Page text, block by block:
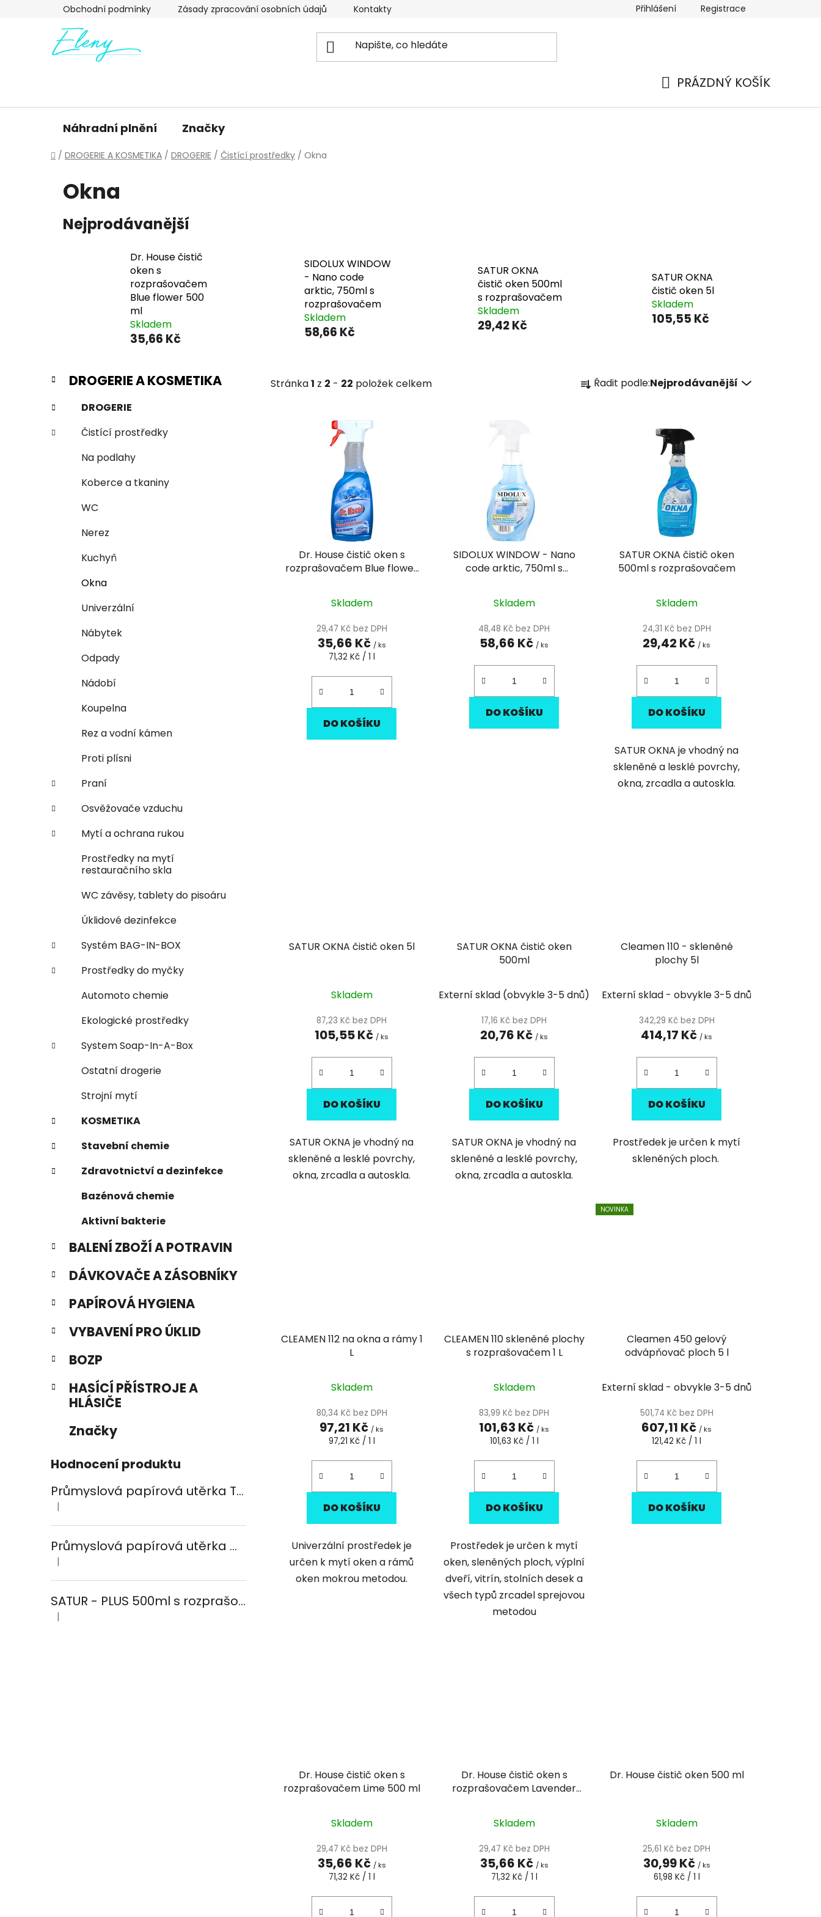
Obchodní podmínky Zásady zpracování osobních údajů Kontakty Náhradní plnění Moje objednávka
Přihlášení Registrace
PRÁZDNÝ KOŠÍK
Náhradní plnění Značky
Domů
/ DROGERIE A KOSMETIKA / DROGERIE / Čistící prostředky / Okna
Okna
Nejprodávanější
Dr. House čistič
oken s
rozprašovačem
Blue flower 500
ml
Skladem
35,66 Kč
SIDOLUX WINDOW
- Nano code
arktic, 750ml s
rozprašovačem
Skladem
58,66 Kč
SATUR OKNA
čistič oken 500ml
s rozprašovačem
Skladem
29,42 Kč
SATUR OKNA
čistič oken 5l
Skladem
105,55 Kč
P
s
r
Přeskočit
K
a
e
g
o
DROGERIE A KOSMETIKA
DROGERIE
Čistící prostředky
Na podlahy
Koberce a tkaniny
WC
Nerez
Kuchyň
Okna
Univerzální
Nábytek
Odpady
Nádobí
Koupelna
Rez a vodní kámen
Proti plísni
Praní
Osvěžovače vzduchu
Mytí a ochrana rukou
Prostředky na mytí
restauračního skla
WC závěsy, tablety do pisoáru
Úklidové dezinfekce
Systém BAG-IN-BOX
Prostředky do myčky
Automoto chemie
Ekologické prostředky
System Soap-In-A-Box
Ostatní drogerie
Strojní mytí
KOSMETIKA
Stavební chemie
Zdravotnictví a dezinfekce
Bazénová chemie
Aktivní bakterie
BALENÍ ZBOŽÍ A POTRAVIN
DÁVKOVAČE A ZÁSOBNÍKY
PAPÍROVÁ HYGIENA
VYBAVENÍ PRO ÚKLID
BOZP
HASÍCÍ PŘÍSTROJE A
HLÁSIČE
Značky
Hodnocení produktu
Průmyslová papírová utěrka TEMCA PROFIX Durex plus - 2ks
Hodnocení produktu je 5 z 5 hvězdiček.
|
Průmyslová papírová utěrka CELTEX Smart White 800, šířka 24cm, 2vrstvy
Hodnocení produktu je 5 z 5 hvězdiček.
|
SATUR - PLUS 500ml s rozprašovačem na koupelny
Hodnocení produktu je 5 z 5 hvězdiček.
|
Stránka1 z 2 - 22 položek celkem a Řadit podle:Nejprodávanější
Dr. House čistič oken s
rozprašovačem Blue flower
Skladem
29,47 Kč bez DPH
35,66 Kč / ks
Měrná
71,32 Kč / 1 l
DO KOŠÍKU
SIDOLUX WINDOW - Nano
code arktic, 750ml s
Skladem
48,48 Kč bez DPH
58,66 Kč / ks
DO KOŠÍKU
SATUR OKNA čistič oken
500ml s rozprašovačem
Skladem
24,31 Kč bez DPH
29,42 Kč / ks
DO KOŠÍKU
SATUR OKNA je vhodný na
skleněné a lesklé povrchy,
okna, zrcadla a autoskla.
SATUR OKNA čistič oken 5l
Skladem
87,23 Kč bez DPH
105,55 Kč / ks
DO KOŠÍKU
SATUR OKNA je vhodný na
skleněné a lesklé povrchy,
okna, zrcadla a autoskla.
SATUR OKNA čistič oken
500ml
Externí sklad (obvykle 3-5 dnů)
17,16 Kč bez DPH
20,76 Kč / ks
DO KOŠÍKU
SATUR OKNA je vhodný na
skleněné a lesklé povrchy,
okna, zrcadla a autoskla.
Cleamen 110 - skleněné
plochy 5l
Externí sklad - obvykle 3-5 dnů
342,29 Kč bez DPH
414,17 Kč / ks
DO KOŠÍKU
Prostředek je určen k mytí
skleněných ploch.
CLEAMEN 112 na okna a rámy 1
L
Skladem
80,34 Kč bez DPH
97,21 Kč / ks
Měrná
97,21 Kč / 1 l
DO KOŠÍKU
Univerzální prostředek je
určen k mytí oken a rámů
oken mokrou metodou.
CLEAMEN 110 skleněné plochy
s rozprašovačem 1 L
Skladem
83,99 Kč bez DPH
101,63 Kč / ks
Měrná
101,63 Kč / 1 l
DO KOŠÍKU
​Prostředek je určen k mytí
oken, sleněných ploch, výplní
dveří, vitrín, stolních desek a
všech typů zrcadel sprejovou
metodou
NOVINKA
Cleamen 450 gelový
odvápňovač ploch 5 l
Externí sklad - obvykle 3-5 dnů
501,74 Kč bez DPH
607,11 Kč / ks
Měrná
121,42 Kč / 1 l
DO KOŠÍKU
Dr. House čistič oken s
rozprašovačem Lime 500 ml
Skladem
29,47 Kč bez DPH
35,66 Kč / ks
Měrná
71,32 Kč / 1 l
Dr. House čistič oken s
rozprašovačem Lavender
Skladem
29,47 Kč bez DPH
35,66 Kč / ks
Měrná
71,32 Kč / 1 l
Dr. House čistič oken 500 ml
Skladem
25,61 Kč bez DPH
30,99 Kč / ks
Měrná
61,98 Kč / 1 l